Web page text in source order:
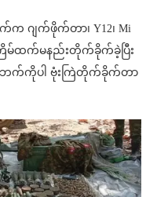
က ဂျက်ဖိုက်တာ၊ Y12၊ Mi
ြိမ်ထက်မနည်းတိုက်ခိုက်ခဲ့ပြီး
ဘက်ကိုပါ ဗုံးကြဲတိုက်ခိုက်တာ